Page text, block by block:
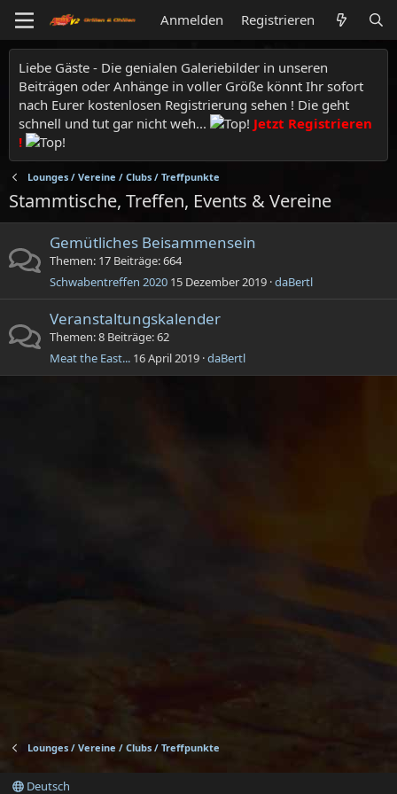
Anmelden Registrieren
Liebe Gäste - Die genialen Galeriebilder in unseren
Beiträgen oder Anhänge in voller Größe könnt Ihr sofort
nach Eurer kostenlosen Registrierung sehen ! Die geht
schnell und tut gar nicht weh...
Jetzt Registrieren
!
Lounges / Vereine / Clubs / Treffpunkte
Stammtische, Treffen, Events & Vereine
Gemütliches Beisammensein
Themen 17 Beiträge 664
Schwabentreffen 2020 15 Dezember 2019 daBertl
Veranstaltungskalender
Themen 8 Beiträge 62
Meat the East... 16 April 2019 daBertl
Lounges / Vereine / Clubs / Treffpunkte
Deutsch